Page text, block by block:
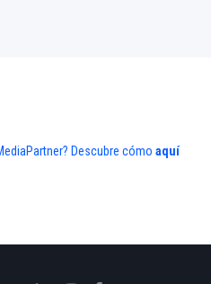
Descubre cómo aquí